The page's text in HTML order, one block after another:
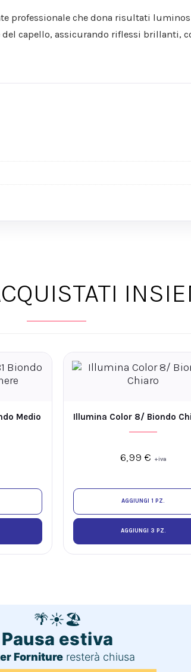
professionale che dona risultati
capello, assicurando riflessi brillanti,
Medio
6,99 € +iva
Illumina Color 8/ Biondo
AGGIUNGI 1 PZ.
AGGIUNGI 3 PZ.
🌴☀️🏖️
Pausa estiva
Forniture resterà chiusa